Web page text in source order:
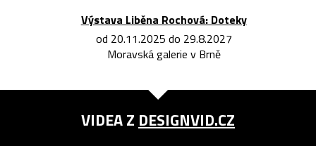
Výstava Liběna Rochová: Doteky
od 20.11.2025 do 29.8.2027
Moravská galerie v Brně
VIDEA Z DESIGNVID.CZ